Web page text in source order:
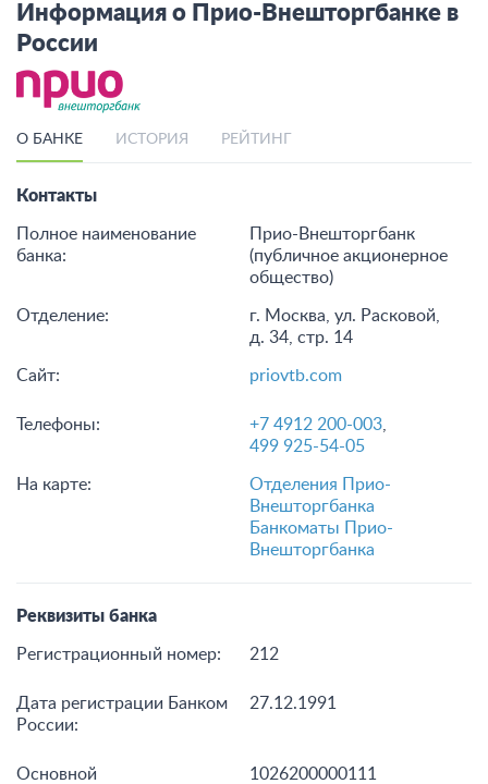
Информация о Прио-Внешторгбанке в
России
О БАНКЕ ИСТОРИЯ РЕЙТИНГ
Контакты
Полное наименование
банка:
Прио-Внешторгбанк
(публичное акционерное
общество)
Отделение:
г. Москва, ул. Расковой,
д. 34, стр. 14
Сайт: priovtb.com
Телефоны: +7 4912 200-003
499 925-54-05
На карте:
Отделения Прио-
Внешторгбанка
Банкоматы Прио-
Внешторгбанка
Реквизиты банка
Регистрационный номер: 212
Дата регистрации Банком
России:
27.12.1991
Основной
1026200000111